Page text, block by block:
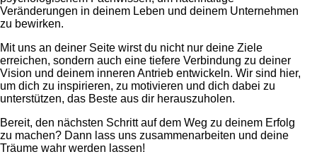
Veränderungen in deinem Leben und deinem Unternehmen
zu bewirken.
Mit uns an deiner Seite wirst du nicht nur deine Ziele
erreichen, sondern auch eine tiefere Verbindung zu deiner
Vision und deinem inneren Antrieb entwickeln. Wir sind hier,
um dich zu inspirieren, zu motivieren und dich dabei zu
unterstützen, das Beste aus dir herauszuholen.
Bereit, den nächsten Schritt auf dem Weg zu deinem Erfolg
zu machen? Dann lass uns zusammenarbeiten und deine
Träume wahr werden lassen!